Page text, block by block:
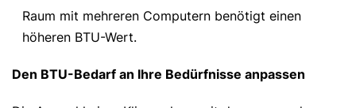
Raum mit mehreren Computern benötigt einen
höheren BTU-Wert.
Den BTU-Bedarf an Ihre Bedürfnisse anpassen